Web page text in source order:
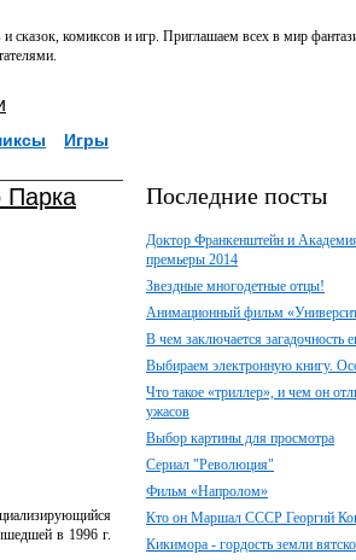
сказок, комиксов и игр. Приглашаем всех в мир
Игры
в 1996 г.
Последние посты
Доктор Франкенштейн и
премьеры 2014
Звездные многодетные отцы!
Анимационный фильм
В чем заключается загадочность
Выбираем электронную книгу.
Что такое «триллер», и чем он
ужасов
Выбор картины для просмотра
Сериал "Революция"
Фильм «Напролом»
Кто он Маршал СССР Георгий
Кикимора - гордость земли